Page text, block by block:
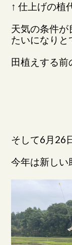
↑ 仕上げの植
天気の条件が
たいになりと
田植えする前
そして6月26
今年は新しい